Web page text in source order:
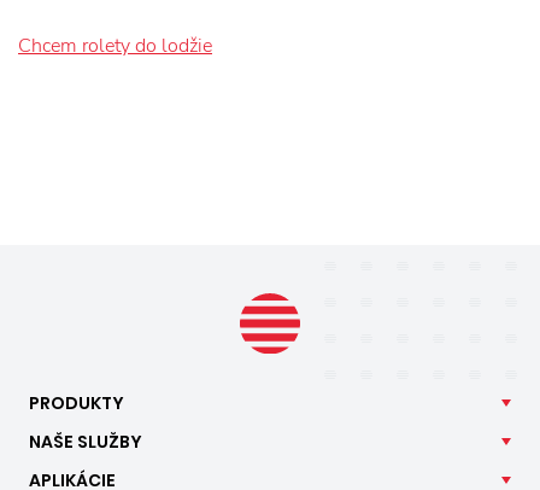
Chcem rolety do lodžie
PRODUKTY
NAŠE SLUŽBY
APLIKÁCIE